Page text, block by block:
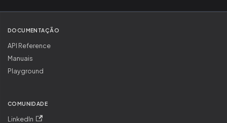
DOCUMENTAÇÃO
API Reference
Manuais
Playground
COMUNIDADE
LinkedIn